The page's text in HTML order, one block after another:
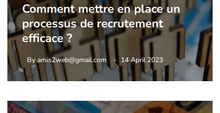
Comment mettre en place un
processus de recrutement
efficace ?
By amis2web@gmail.com 14 April 2023